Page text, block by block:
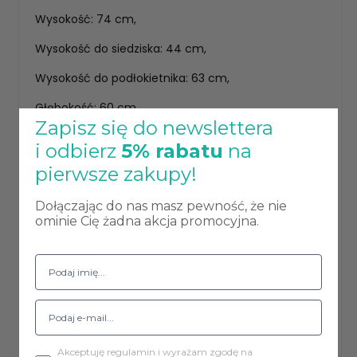
Wysokość: 74 cm,
Wysokość do siedziska: 44 cm,
Wysokość do podłokietnika: 63 cm,
Głębokość: 60 cm,
Głębokość siedziska: 41 cm,
Szerokość: 73 cm,
Szerokość siedziska: 42 cm,
Wysokość oparcia: 34 cm,
Waga: 12 kg,
Maksymalna waga obciążenia: 120 kg.
Fotele wysyłane są w całości. Tylko nóżki należy
wkręcić do fotela.
Zapisz się do newslettera
i odbierz 5% rabatu na
pierwsze zakupy!
Dołączając do nas masz pewność, że nie
ominie Cię żadna akcja promocyjna.
Akceptuję regulamin i wyrażam zgodę na